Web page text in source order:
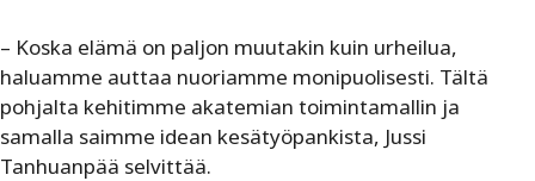
– Koska elämä on paljon muutakin kuin urheilua,
haluamme auttaa nuoriamme monipuolisesti. Tältä
pohjalta kehitimme akatemian toimintamallin ja
samalla saimme idean kesätyöpankista, Jussi
Tanhuanpää selvittää.